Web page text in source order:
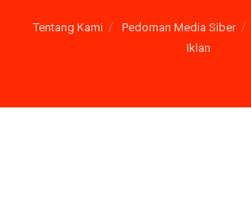
Tentang Kami Pedoman Media Siber
Iklan